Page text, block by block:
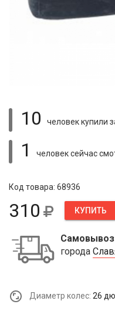
10 человек купили
1 человек сейчас
Код товара: 68936
310 КУПИТЬ
Самовывоз
города
Диаметр колес: 26